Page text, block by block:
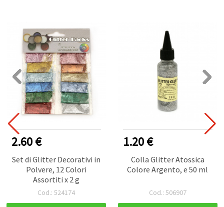
2.60 €
Set di Glitter Decorativi in
Polvere, 12 Colori
Assortiti x 2 g
Cod.: 524174
1.20 €
Colla Glitter Atossica
Colore Argento, e 50 ml
Cod.: 506907